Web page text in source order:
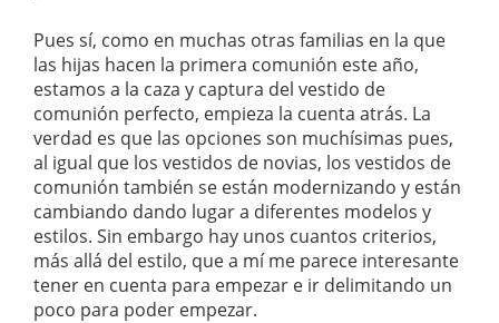
Pues sí, como en muchas otras familias en la que
las hijas hacen la primera comunión este año,
estamos a la caza y captura del vestido de
comunión perfecto, empieza la cuenta atrás. La
verdad es que las opciones son muchísimas pues,
al igual que los vestidos de novias, los vestidos de
comunión también se están modernizando y están
cambiando dando lugar a diferentes modelos y
estilos. Sin embargo hay unos cuantos criterios,
más allá del estilo, que a mí me parece interesante
tener en cuenta para empezar e ir delimitando un
poco para poder empezar.